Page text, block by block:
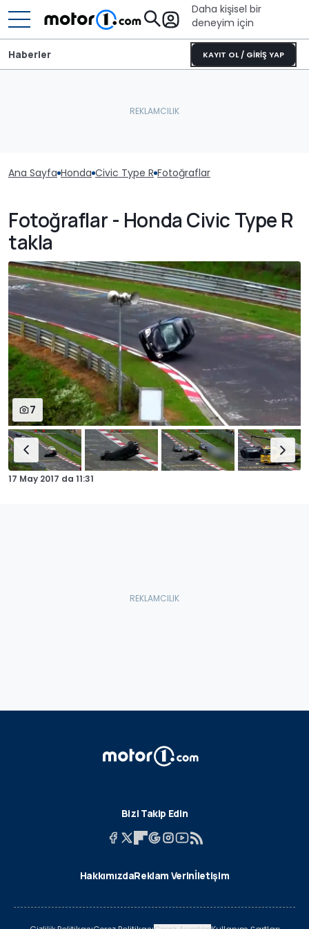
Daha kişisel bir
deneyim için
KAYIT OL / GİRİŞ YAP
Haberler
Ana Sayfa Honda Civic Type R Fotoğraflar
Fotoğraflar - Honda Civic Type R
takla
7
17 May 2017 da 11:31
Bizi Takip Edin
HakkımızdaReklam Verinİletişim